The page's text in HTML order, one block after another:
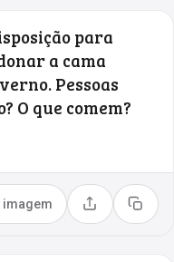
para
a cama
Pessoas
O que comem?
imagem Compartilhar
Copiar